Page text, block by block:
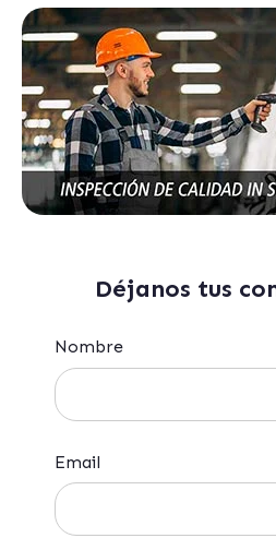
Déjanos tus
Nombre
Email